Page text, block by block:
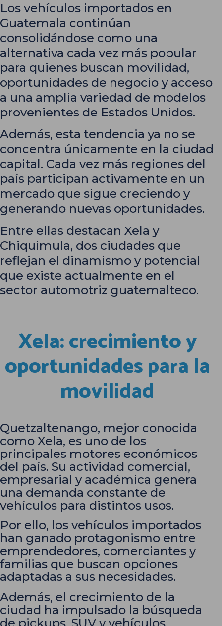
Los vehículos importados en
Guatemala continúan
consolidándose como una
alternativa cada vez más popular
para quienes buscan movilidad,
oportunidades de negocio y acceso
a una amplia variedad de modelos
provenientes de Estados Unidos.
Además, esta tendencia ya no se
concentra únicamente en la ciudad
capital. Cada vez más regiones del
país participan activamente en un
mercado que sigue creciendo y
generando nuevas oportunidades.
Entre ellas destacan Xela y
Chiquimula, dos ciudades que
reflejan el dinamismo y potencial
que existe actualmente en el
sector automotriz guatemalteco.
Xela: crecimiento y
oportunidades para la
movilidad
Quetzaltenango, mejor conocida
como Xela, es uno de los
principales motores económicos
del país. Su actividad comercial,
empresarial y académica genera
una demanda constante de
vehículos para distintos usos.
Por ello, los vehículos importados
han ganado protagonismo entre
emprendedores, comerciantes y
familias que buscan opciones
adaptadas a sus necesidades.
Además, el crecimiento de la
ciudad ha impulsado la búsqueda
de pickups, SUV y vehículos